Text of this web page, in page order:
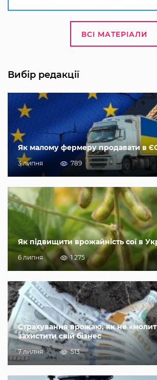
ВСІ МАТЕРІАЛИ
Вибір редакції
Як малому фермеру продавати в
3 липня 789
Як підвищити врожайність сої в
6 липня 1 275
Страхування врожаю, як не
захистити свій бізнес
7 липня 513